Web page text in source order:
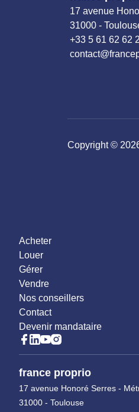
17 avenue
31000 -
+33 5 61 62 62
Copyright ©
Acheter
Louer
Gérer
Vendre
Nos conseillers
Contact
Devenir mandataire
france proprio
17 avenue Honoré Serres -
31000 - Toulouse